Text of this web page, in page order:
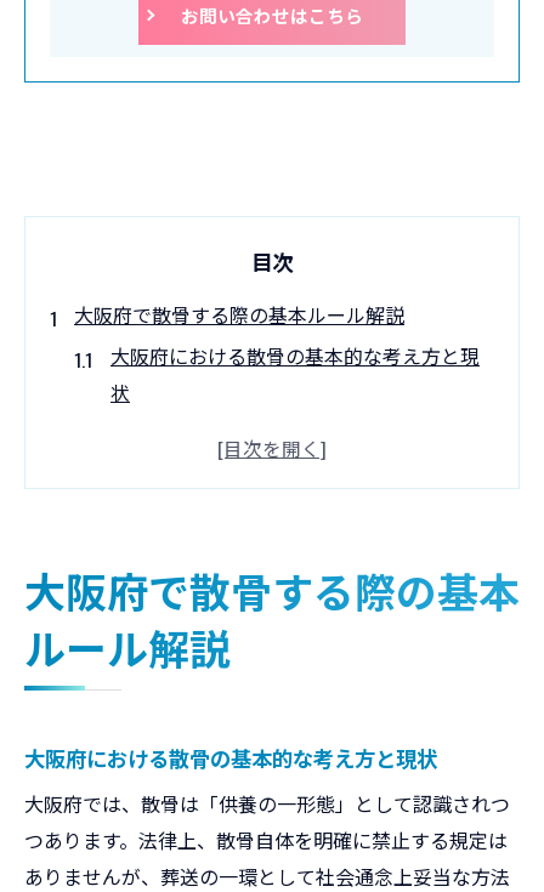
お問い合わせはこちら
目次
大阪府で散骨する際の基本ルール解説
大阪府における散骨の基本的な考え方と現
状
散骨の法律や条例が定める主なルールとは
き規定
環境や地域社会へ配慮した散骨の進め方
自分で散骨する場合に守るべきポイント
大阪府で散骨に必要な許可の有無を確認す
遺骨の散骨手続きに必要な書類や流れ
許可が不要なケースと例外について詳しく
大阪府で散骨する際の基本
ルール解説
大阪府における散骨の基本的な考え方と現状
大阪府では、散骨は「供養の一形態」として認識されつ
つあります。法律上、散骨自体を明確に禁止する規定は
ありませんが、葬送の一環として社会通念上妥当な方法